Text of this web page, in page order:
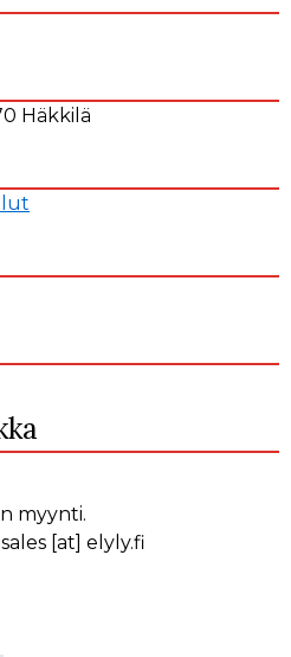
Häkkilä
myynti.
sales [at] elyly.fi